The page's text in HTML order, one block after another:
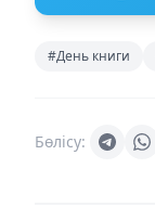
#День книги
Бөлісу: